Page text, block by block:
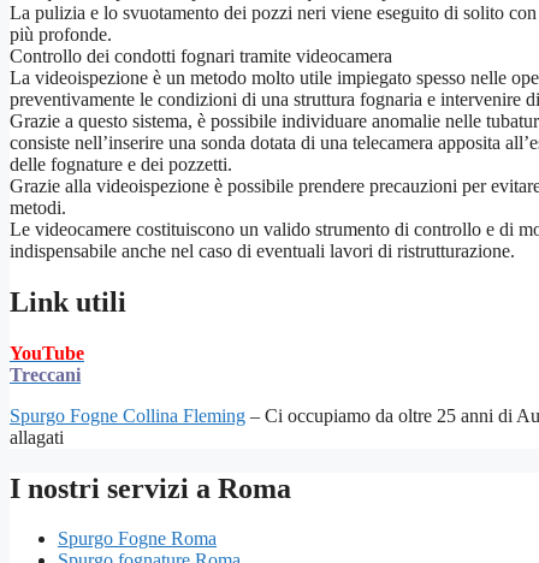
La pulizia e lo svuotamento dei pozzi neri viene eseguito di solito
più profonde.
Controllo dei condotti fognari tramite videocamera
La videoispezione è un metodo molto utile impiegato spesso nelle
preventivamente le condizioni di una struttura fognaria e intervenire
Grazie a questo sistema, è possibile individuare anomalie nelle
consiste nell’inserire una sonda dotata di una telecamera apposita
delle fognature e dei pozzetti.
Grazie alla videoispezione è possibile prendere precauzioni per
metodi.
Le videocamere costituiscono un valido strumento di controllo e di
indispensabile anche nel caso di eventuali lavori di ristrutturazione.
Link utili
YouTube
Treccani
Spurgo Fogne Collina Fleming – Ci occupiamo da oltre 25 anni di
allagati
I nostri servizi a Roma
Spurgo Fogne Roma